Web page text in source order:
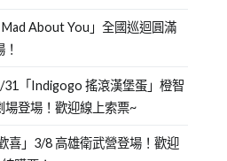
About You」全國巡迴圓滿
31「Indigogo 搖滾漢堡蛋」橙智
登場！歡迎線上索票~
喜」3/8 高雄衛武營登場！歡迎